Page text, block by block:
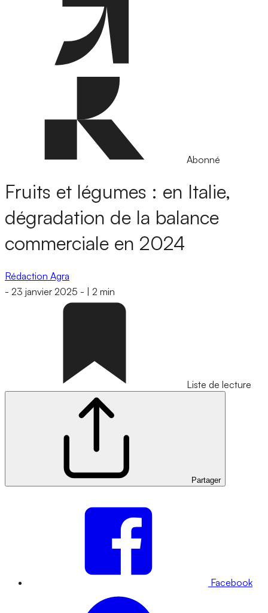
Abonné
Fruits et légumes : en Italie,
dégradation de la balance
commerciale en 2024
Rédaction Agra
- 23 janvier 2025 - 2 min
Liste de lecture
Partager
Facebook